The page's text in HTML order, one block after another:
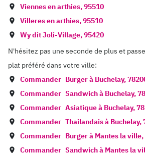
Viennes en arthies,95510
Villeres en arthies,95510
Wy dit Joli-Village,95420
N'hésitez pas une seconde de plus et
plat préféré dans votre ville:
Commander Burger à Buchelay,
Commander Sandwich à Buchelay,
Commander Asiatique à Buchelay,
Commander Thailandais à Buchelay,
Commander Burger à Mantes la ville,
Commander Sandwich à Mantes la